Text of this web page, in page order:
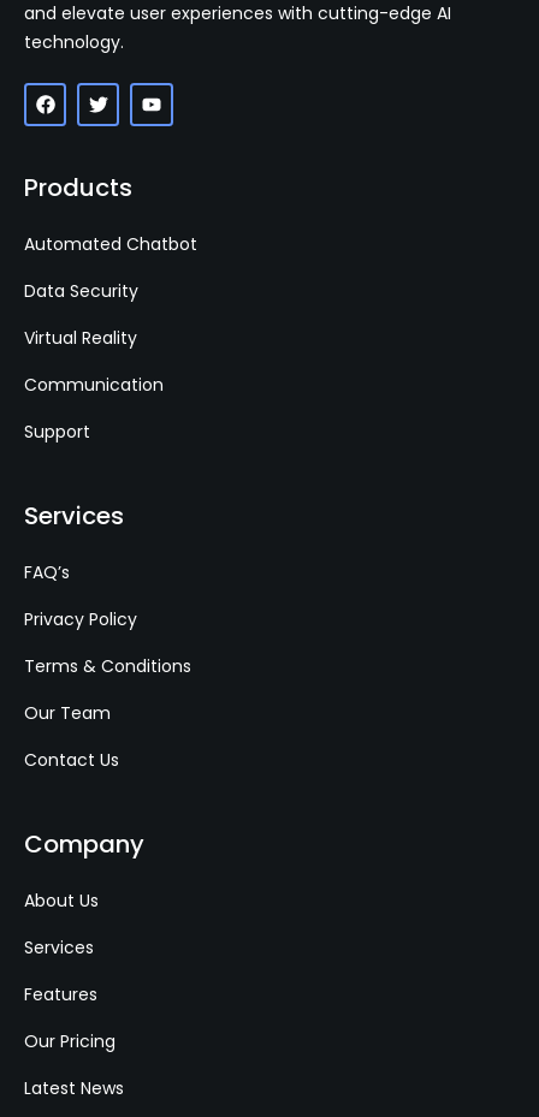
and elevate user experiences with cutting-edge AI
technology.
Products
Automated Chatbot
Data Security
Virtual Reality
Communication
Support
Services
FAQ’s
Privacy Policy
Terms & Conditions
Our Team
Contact Us
Company
About Us
Services
Features
Our Pricing
Latest News